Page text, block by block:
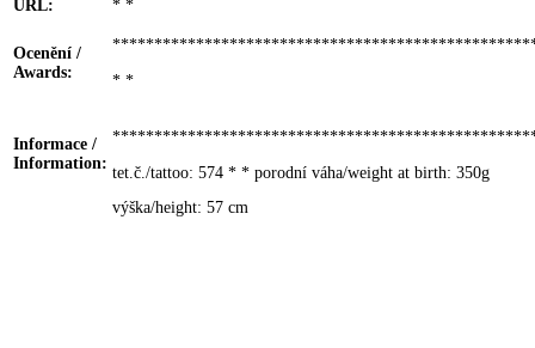
URL:
* *
Ocenění /
Awards:
* *
Informace /
Information:
tet.č./tattoo: 574 * * porodní váha/weight at birth: 350g
výška/height: 57 cm